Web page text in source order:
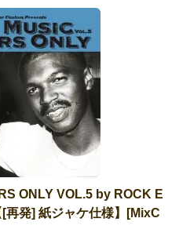
ONLY VOL.5 by ROCK E
発] 紙ジャケ仕様】[MixC